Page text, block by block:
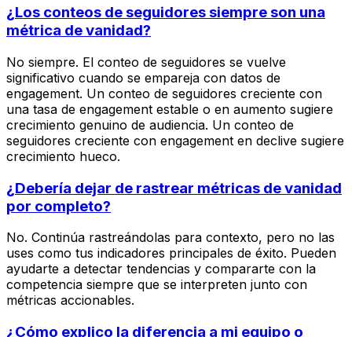
¿Los conteos de seguidores siempre son una
métrica de vanidad?
No siempre. El conteo de seguidores se vuelve
significativo cuando se empareja con datos de
engagement. Un conteo de seguidores creciente con
una tasa de engagement estable o en aumento sugiere
crecimiento genuino de audiencia. Un conteo de
seguidores creciente con engagement en declive sugiere
crecimiento hueco.
¿Debería dejar de rastrear métricas de vanidad
por completo?
No. Continúa rastreándolas para contexto, pero no las
uses como tus indicadores principales de éxito. Pueden
ayudarte a detectar tendencias y compararte con la
competencia siempre que se interpreten junto con
métricas accionables.
¿Cómo explico la diferencia a mi equipo o